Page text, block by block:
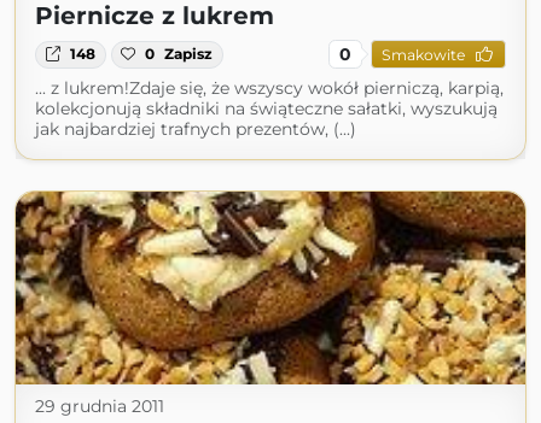
Piernicze z lukrem
148 0 Zapisz 0 Smakowite
... z lukrem!Zdaje się, że wszyscy wokół pierniczą, karpią,
kolekcjonują składniki na świąteczne sałatki, wyszukują
jak najbardziej trafnych prezentów, (...)
29 grudnia 2011